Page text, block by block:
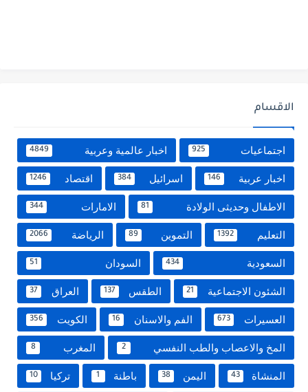
الاقسام
اجتماعيات 925 اخبار عالمية وعربية 4849
اخبار عربية 146 اسرائيل 384 اقتصاد 1246
الاطفال وحديثى الولادة 81 الامارات 344
التعليم 1392 التموين 89 الرياضة 2066
السعودية 434 السودان 51
الشئون الاجتماعية 21 الطقس 137 العراق 37
العسيرات 673 الفم والاسنان 16 الكويت 356
المخ والاعصاب والطب النفسي 2 المغرب 8
المنشاة 43 اليمن 38 باطنة 1 تركيا 10